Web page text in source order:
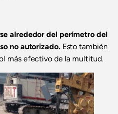
alrededor del perímetro del
no autorizado. Esto también
más efectivo de la multitud.